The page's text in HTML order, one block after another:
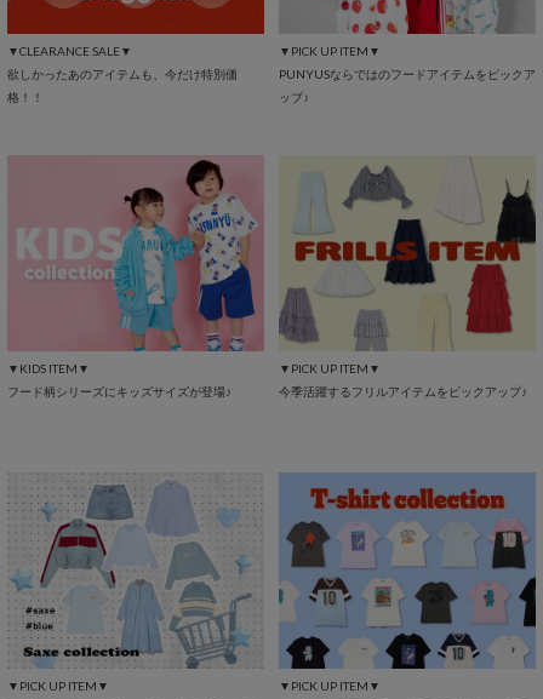
▼CLEARANCE SALE▼
欲しかったあのアイテムも、今だけ特別価
格！！
▼PICK UP ITEM▼
PUNYUSならではのフードアイテムをピックア
ップ♪
▼KIDS ITEM▼
フード柄シリーズにキッズサイズが登場♪
▼PICK UP ITEM▼
今季活躍するフリルアイテムをピックアップ♪
▼PICK UP ITEM▼
▼PICK UP ITEM▼